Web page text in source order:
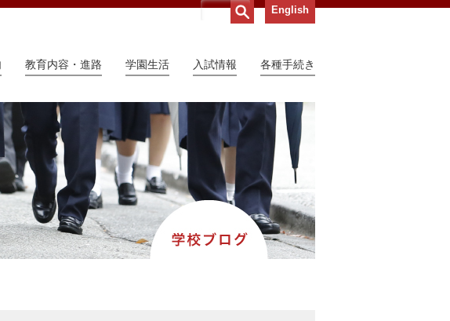
English
教育内容・進路 学園生活 入試情報 各種手続き